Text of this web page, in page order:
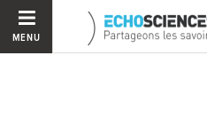
MENU